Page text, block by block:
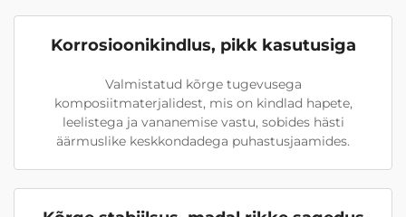
Korrosioonikindlus, pikk kasutusiga
Valmistatud kõrge tugevusega
komposiitmaterjalidest, mis on kindlad hapete,
leelistega ja vananemise vastu, sobides hästi
äärmuslike keskkondadega puhastusjaamides.